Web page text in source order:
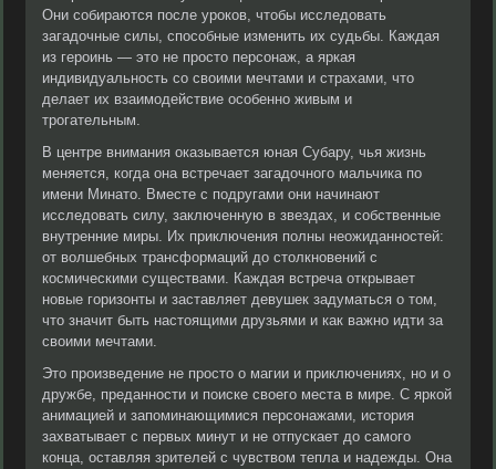
Они собираются после уроков, чтобы исследовать
загадочные силы, способные изменить их судьбы. Каждая
из героинь — это не просто персонаж, а яркая
индивидуальность со своими мечтами и страхами, что
делает их взаимодействие особенно живым и
трогательным.
В центре внимания оказывается юная Субару, чья жизнь
меняется, когда она встречает загадочного мальчика по
имени Минато. Вместе с подругами они начинают
исследовать силу, заключенную в звездах, и собственные
внутренние миры. Их приключения полны неожиданностей:
от волшебных трансформаций до столкновений с
космическими существами. Каждая встреча открывает
новые горизонты и заставляет девушек задуматься о том,
что значит быть настоящими друзьями и как важно идти за
своими мечтами.
Это произведение не просто о магии и приключениях, но и о
дружбе, преданности и поиске своего места в мире. С яркой
анимацией и запоминающимися персонажами, история
захватывает с первых минут и не отпускает до самого
конца, оставляя зрителей с чувством тепла и надежды. Она